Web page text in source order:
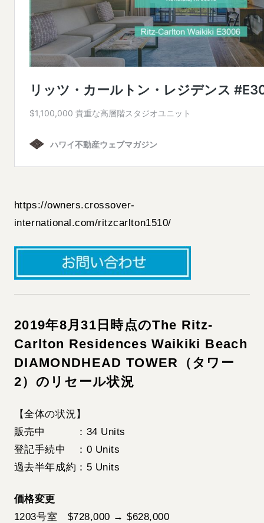
https://owners.crossover-
international.com/ritzcarlton1510/
2019年8月31日時点のThe Ritz-
Carlton Residences Waikiki Beach
DIAMONDHEAD TOWER（タワー
2）のリセール状況
【全体の状況】
販売中 ：34 Units
登記手続中 ：0 Units
過去半年成約：5 Units
価格変更
1203号室 $728,000 → $628,000